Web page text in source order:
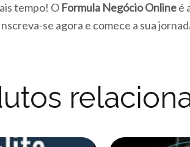
tempo! O Formula Negócio Onlineé
se agora e comece a sua